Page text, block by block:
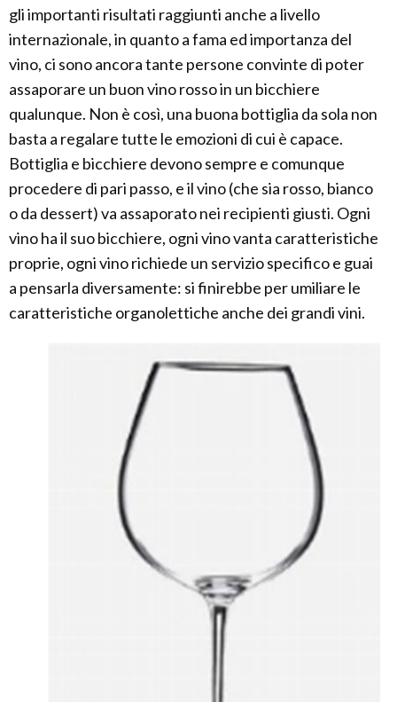
gli importanti risultati raggiunti anche a livello
internazionale, in quanto a fama ed importanza del
vino, ci sono ancora tante persone convinte di poter
assaporare un buon vino rosso in un bicchiere
qualunque. Non è così, una buona bottiglia da sola non
basta a regalare tutte le emozioni di cui è capace.
Bottiglia e bicchiere devono sempre e comunque
procedere di pari passo, e il vino (che sia rosso, bianco
o da dessert) va assaporato nei recipienti giusti. Ogni
vino ha il suo bicchiere, ogni vino vanta caratteristiche
proprie, ogni vino richiede un servizio specifico e guai
a pensarla diversamente: si finirebbe per umiliare le
caratteristiche organolettiche anche dei grandi vini.